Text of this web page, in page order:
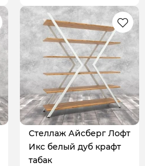
Стеллаж Айсберг Лофт
Икс белый дуб крафт
табак